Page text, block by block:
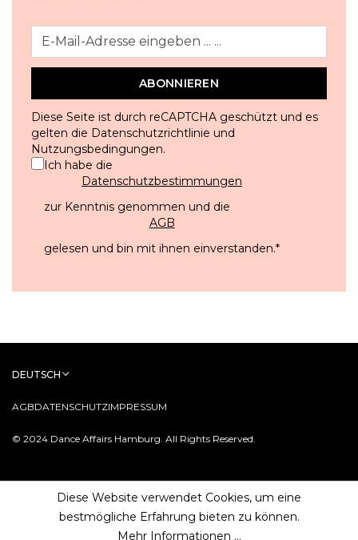
ABONNIEREN
Diese Seite ist durch reCAPTCHA geschützt und es
gelten die Datenschutzrichtlinie und
Nutzungsbedingungen.
Ich habe die
Datenschutzbestimmungen
zur Kenntnis genommen und die
AGB
gelesen und bin mit ihnen einverstanden.*
© 2024 Dance Affairs Hamburg. All Rights Reserved.
AGBDATENSCHUTZIMPRESSUM
DEUTSCH
Diese Website verwendet Cookies, um eine
bestmögliche Erfahrung bieten zu können.
Mehr Informationen ...